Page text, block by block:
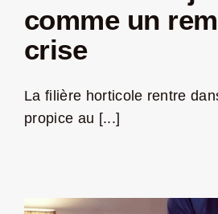
comme un
crise
La filière horticole rentre
propice au [...]